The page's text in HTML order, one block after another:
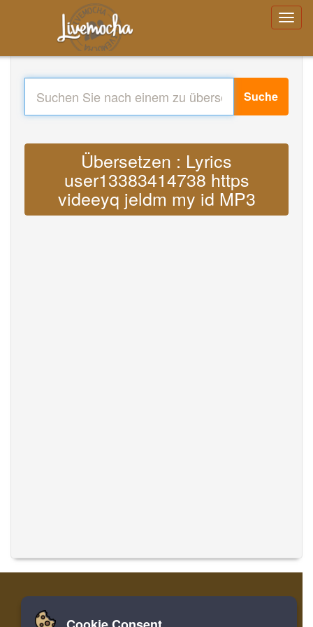
Suche
Übersetzen : Lyrics
user13383414738 https
videeyq jeldm my id MP3